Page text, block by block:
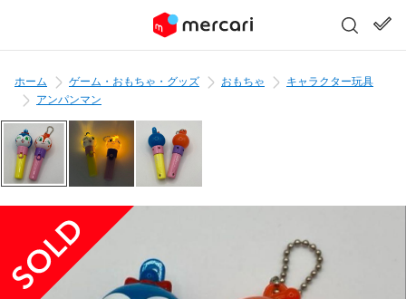
ホーム ゲーム・おもちゃ・グッズ おもちゃ
キャラクター玩具
アンパンマン